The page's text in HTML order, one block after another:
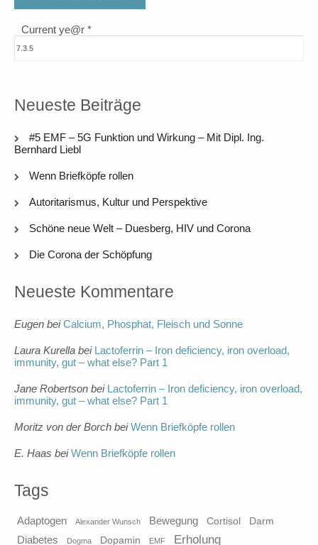
Current ye@r *
Neueste Beiträge
#5 EMF – 5G Funktion und Wirkung – Mit Dipl. Ing.
Bernhard Liebl
Wenn Briefköpfe rollen
Autoritarismus, Kultur und Perspektive
Schöne neue Welt – Duesberg, HIV und Corona
Die Corona der Schöpfung
Neueste Kommentare
Eugen beiCalcium, Phosphat, Fleisch und Sonne
Laura Kurella bei Lactoferrin – Iron deficiency, iron overload,
immunity, gut – what else? Part 1
Jane Robertson bei Lactoferrin – Iron deficiency, iron overload,
immunity, gut – what else? Part 1
Moritz von der Borch beiWenn Briefköpfe rollen
E. Haas beiWenn Briefköpfe rollen
Tags
Adaptogen Alexander Wunsch Bewegung Cortisol Darm
Diabetes Dogma Dopamin EMF Erholung